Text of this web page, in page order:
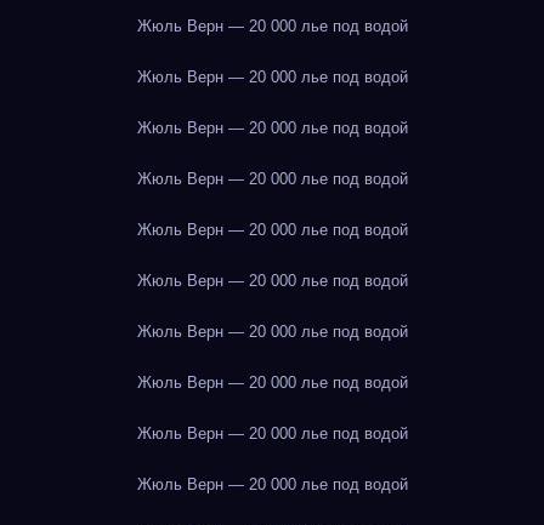
Жюль Верн — 20 000 лье под водой
Жюль Верн — 20 000 лье под водой
Жюль Верн — 20 000 лье под водой
Жюль Верн — 20 000 лье под водой
Жюль Верн — 20 000 лье под водой
Жюль Верн — 20 000 лье под водой
Жюль Верн — 20 000 лье под водой
Жюль Верн — 20 000 лье под водой
Жюль Верн — 20 000 лье под водой
Жюль Верн — 20 000 лье под водой